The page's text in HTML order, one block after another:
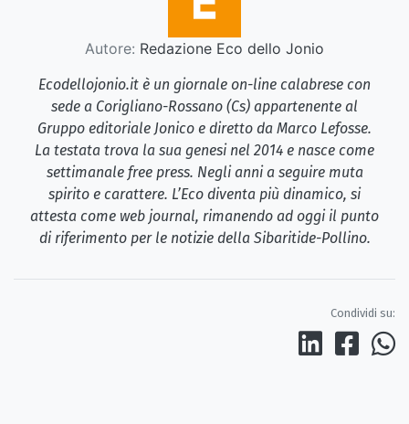
Autore: Redazione Eco dello Jonio
Ecodellojonio.it è un giornale on-line calabrese con
sede a Corigliano-Rossano (Cs) appartenente al
Gruppo editoriale Jonico e diretto da Marco Lefosse.
La testata trova la sua genesi nel 2014 e nasce come
settimanale free press. Negli anni a seguire muta
spirito e carattere. L’Eco diventa più dinamico, si
attesta come web journal, rimanendo ad oggi il punto
di riferimento per le notizie della Sibaritide-Pollino.
Condividi su: